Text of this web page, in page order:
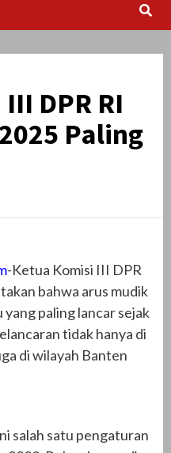
DPR RI
Paling
-Ketua Komisi III DPR
bahwa arus mudik
paling lancar sejak
tidak hanya di
di wilayah Banten
salah satu pengaturan